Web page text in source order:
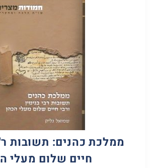
ממלכת כהנים: תשובות ר'
חיים שלום מעלי